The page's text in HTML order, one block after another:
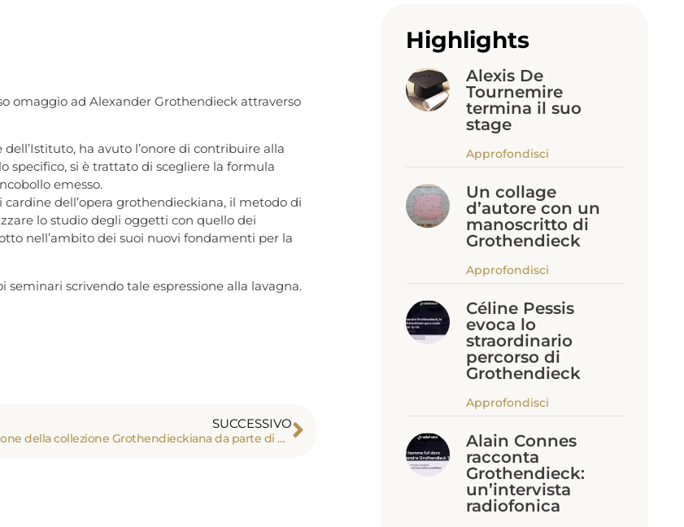
omaggio ad Alexander Grothendieck attraverso
dell’Istituto, ha avuto l’onore di contribuire alla
specifico, si è trattato di scegliere la formula
emesso.
dell’opera grothendieckiana, il metodo di
lo studio degli oggetti con quello dei
nell’ambito dei suoi nuovi fondamenti per la
seminari scrivendo tale espressione alla lavagna.
SUCCESSIVO
Donazione della collezione Grothendieckiana da parte di Fernando Zalamea
Highlights
Alexis De
Tournemire
termina il suo
stage
Approfondisci
Un collage
d’autore con un
manoscritto di
Grothendieck
Approfondisci
Céline Pessis
evoca lo
straordinario
percorso di
Grothendieck
Approfondisci
Alain Connes
racconta
Grothendieck:
un’intervista
radiofonica